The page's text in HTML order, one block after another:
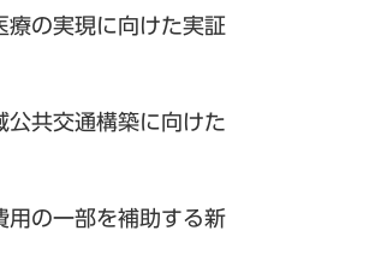
療の実現に向けた実証
公共交通構築に向けた
用の一部を補助する新